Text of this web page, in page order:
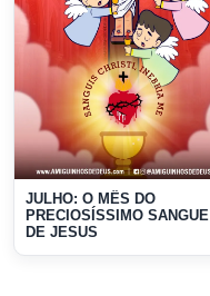
JULHO: O MÊS DO
PRECIOSÍSSIMO SANGUE
DE JESUS